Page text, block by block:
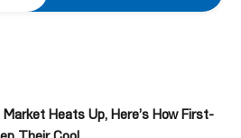
Heats Up, Here’s How First-